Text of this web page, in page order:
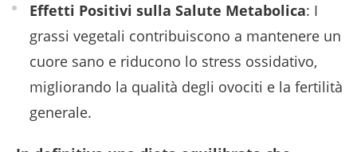
Effetti Positivi sulla Salute Metabolica: I
grassi vegetali contribuiscono a mantenere un
cuore sano e riducono lo stress ossidativo,
migliorando la qualità degli ovociti e la fertilità
generale. ​